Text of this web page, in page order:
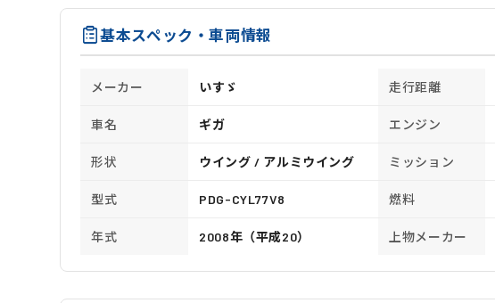
基本スペック・車両情報
メーカー いすゞ 走行距離
車名 ギガ エンジン
形状 ウイング / アルミウイング ミッション
型式 PDG-CYL77V8 燃料
年式 2008年（平成20） 上物メーカー